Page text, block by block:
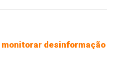
monitorar desinformação